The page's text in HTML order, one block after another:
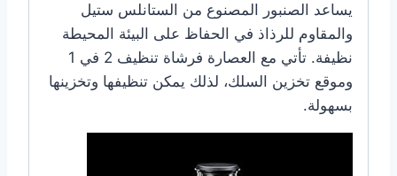
يساعد الصنبور المصنوع من الستانلس ستيل
والمقاوم للرذاذ في الحفاظ على البيئة المحيطة
نظيفة. تأتي مع العصارة فرشاة تنظيف 2 في 1
وموقع تخزين السلك، لذلك يمكن تنظيفها وتخزينها
بسهولة.